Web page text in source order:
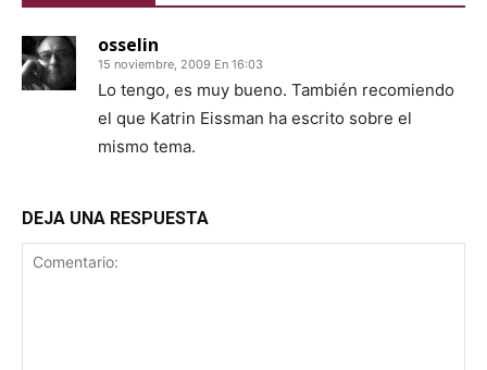
osselin
15 noviembre, 2009 En 16:03
Lo tengo, es muy bueno. También recomiendo
el que Katrin Eissman ha escrito sobre el
mismo tema.
DEJA UNA RESPUESTA